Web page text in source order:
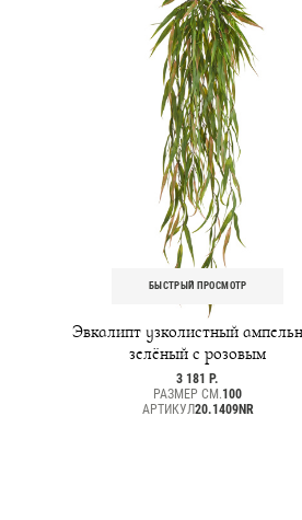
БЫСТРЫЙ ПРОСМОТР
Эвкалипт узколистный
зелёный с розовым
3 181 Р.
РАЗМЕР СМ.100
АРТИКУЛ20.1409NR